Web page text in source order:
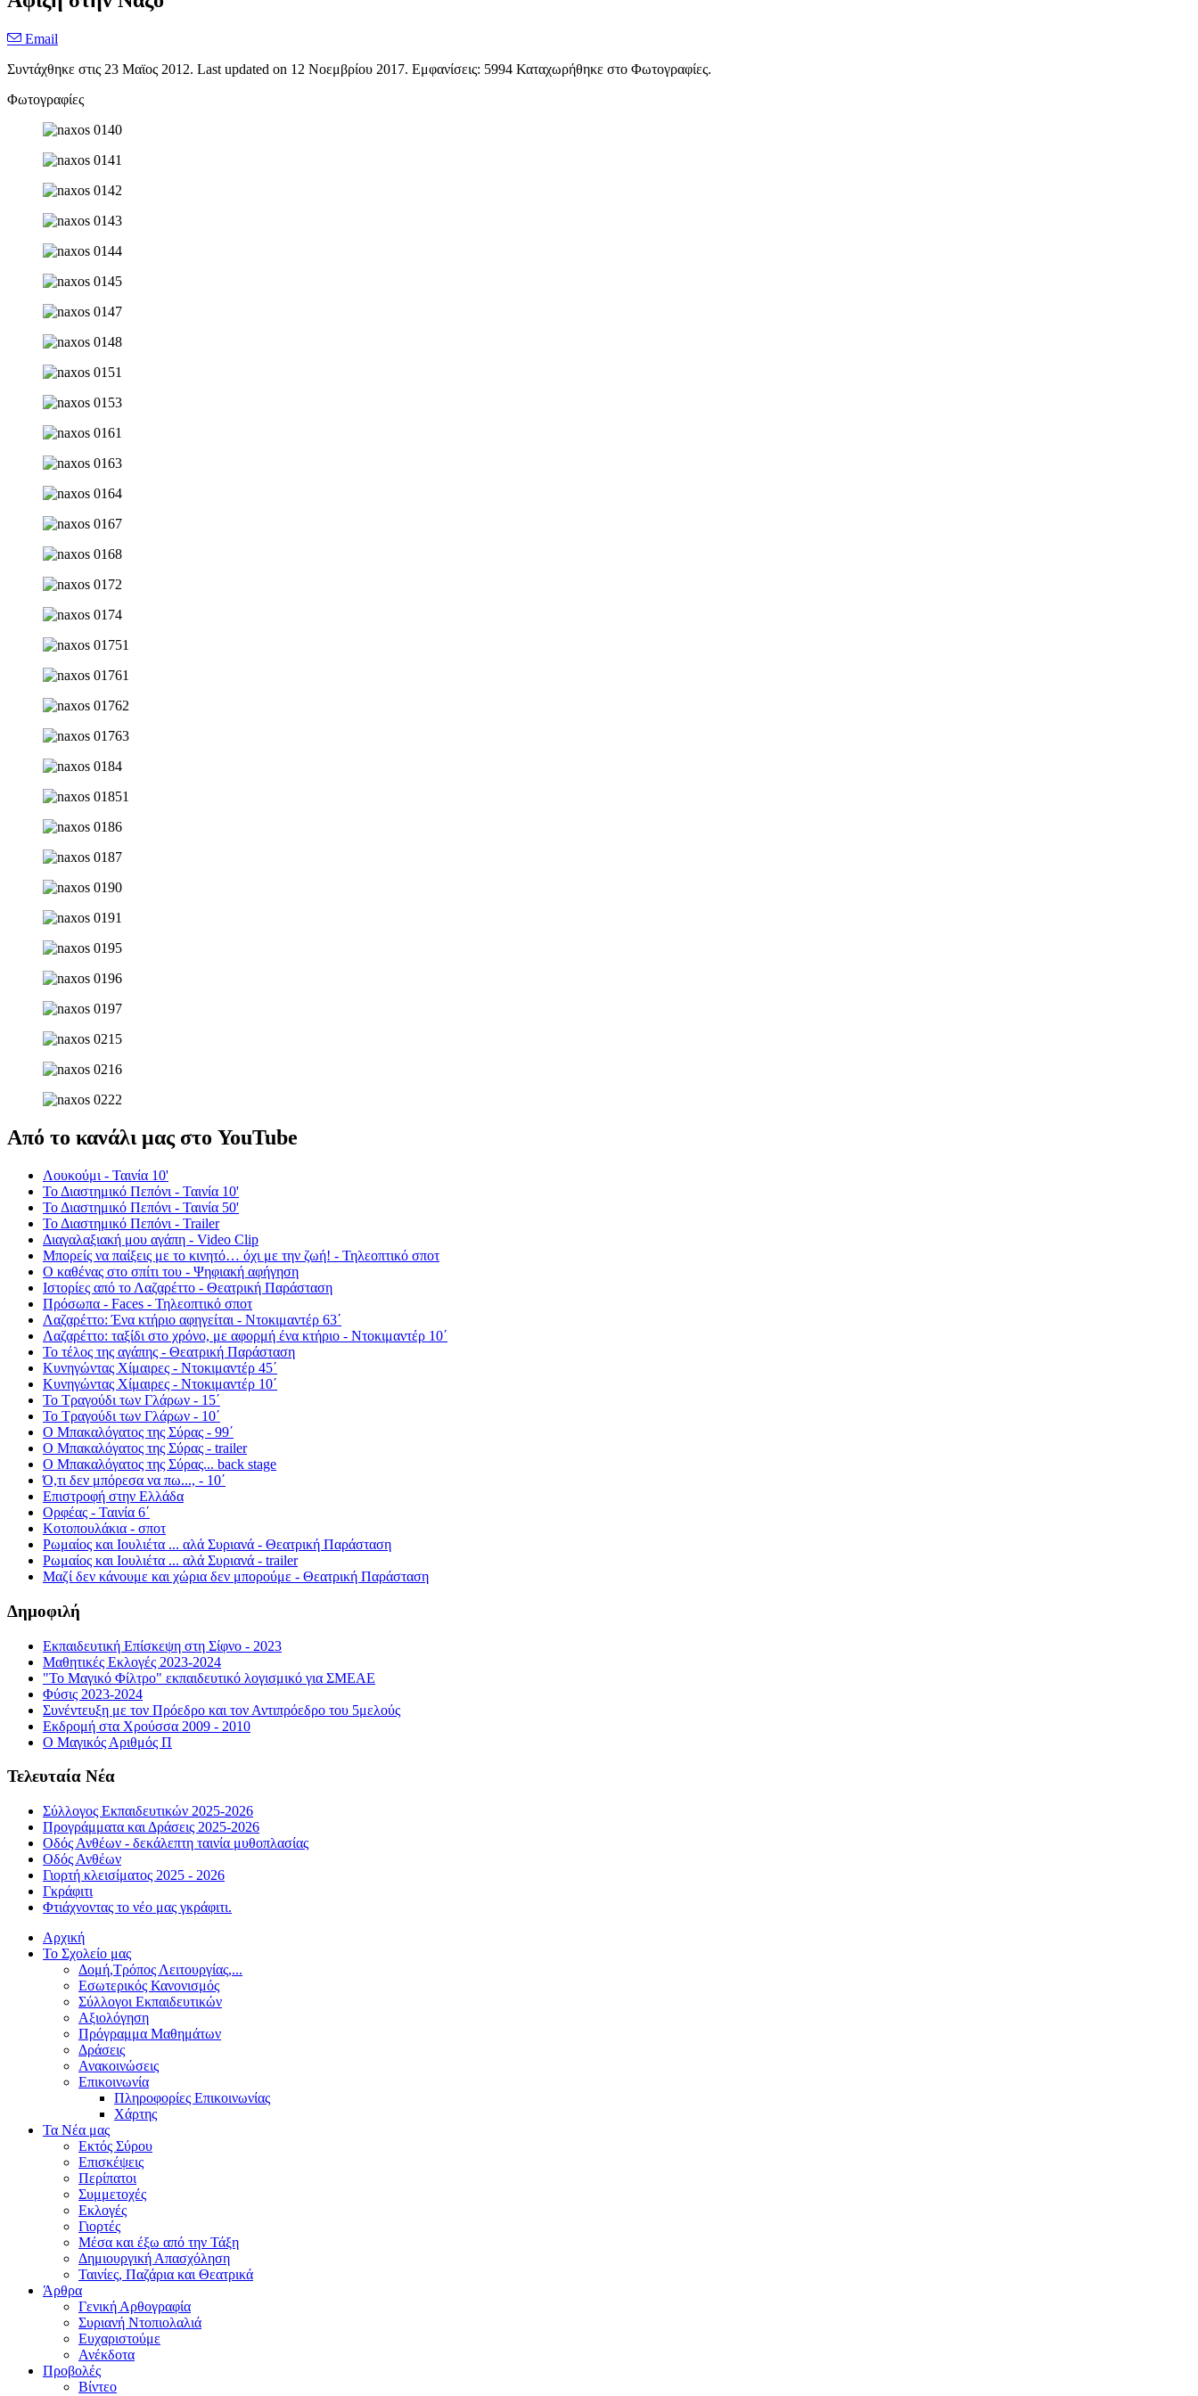
Email
Συντάχθηκε στις 23 Μαϊος 2012. Last updated on 12 Νοεμβρίου 2017. Εμφανίσεις: 5994 Καταχωρήθηκε στο Φωτογραφίες.
Φωτογραφίες
Από το κανάλι μας στο YouTube
Λουκούμι - Ταινία 10'
Το Διαστημικό Πεπόνι - Ταινία 10'
Το Διαστημικό Πεπόνι - Ταινία 50'
Το Διαστημικό Πεπόνι - Trailer
Διαγαλαξιακή μου αγάπη - Video Clip
Μπορείς να παίξεις με το κινητό… όχι με την ζωή! - Τηλεοπτικό σποτ
Ο καθένας στο σπίτι του - Ψηφιακή αφήγηση
Ιστορίες από το Λαζαρέττο - Θεατρική Παράσταση
Πρόσωπα - Faces - Τηλεοπτικό σποτ
Λαζαρέττο: Ένα κτήριο αφηγείται - Ντοκιμαντέρ 63΄
Λαζαρέττο: ταξίδι στο χρόνο, με αφορμή ένα κτήριο - Ντοκιμαντέρ 10΄
Το τέλος της αγάπης - Θεατρική Παράσταση
Κυνηγώντας Χίμαιρες - Ντοκιμαντέρ 45΄
Κυνηγώντας Χίμαιρες - Ντοκιμαντέρ 10΄
Το Τραγούδι των Γλάρων - 15΄
Το Τραγούδι των Γλάρων - 10΄
Ο Μπακαλόγατος της Σύρας - 99΄
Ο Μπακαλόγατος της Σύρας - trailer
Ο Μπακαλόγατος της Σύρας... back stage
Ό,τι δεν μπόρεσα να πω..., - 10΄
Επιστροφή στην Ελλάδα
Ορφέας - Ταινία 6΄
Κοτοπουλάκια - σποτ
Ρωμαίος και Ιουλιέτα ... αλά Συριανά - Θεατρική Παράσταση
Ρωμαίος και Ιουλιέτα ... αλά Συριανά - trailer
Μαζί δεν κάνουμε και χώρια δεν μπορούμε - Θεατρική Παράσταση
Δημοφιλή
Εκπαιδευτική Επίσκεψη στη Σίφνο - 2023
Μαθητικές Εκλογές 2023-2024
"Το Μαγικό Φίλτρο" εκπαιδευτικό λογισμικό για ΣΜΕΑΕ
Φύσις 2023-2024
Συνέντευξη με τον Πρόεδρο και τον Αντιπρόεδρο του 5μελούς
Εκδρομή στα Χρούσσα 2009 - 2010
Ο Μαγικός Αριθμός Π
Τελευταία Νέα
Σύλλογος Εκπαιδευτικών 2025-2026
Προγράμματα και Δράσεις 2025-2026
Οδός Ανθέων - δεκάλεπτη ταινία μυθοπλασίας
Οδός Ανθέων
Γιορτή κλεισίματος 2025 - 2026
Γκράφιτι
Φτιάχνοντας το νέο μας γκράφιτι.
Αρχική
Το Σχολείο μας
Δομή,Τρόπος Λειτουργίας,...
Εσωτερικός Κανονισμός
Σύλλογοι Εκπαιδευτικών
Αξιολόγηση
Πρόγραμμα Μαθημάτων
Δράσεις
Ανακοινώσεις
Επικοινωνία
Πληροφορίες Επικοινωνίας
Χάρτης
Τα Νέα μας
Εκτός Σύρου
Επισκέψεις
Περίπατοι
Συμμετοχές
Εκλογές
Γιορτές
Μέσα και έξω από την Τάξη
Δημιουργική Απασχόληση
Ταινίες, Παζάρια και Θεατρικά
Άρθρα
Γενική Αρθογραφία
Συριανή Ντοπιολαλιά
Ευχαριστούμε
Ανέκδοτα
Προβολές
Βίντεο